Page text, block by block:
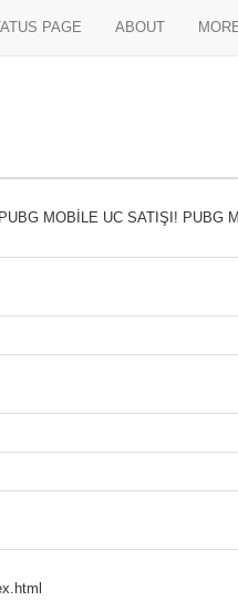
PAGE ABOUT
MOBİLE UC SATIŞI!